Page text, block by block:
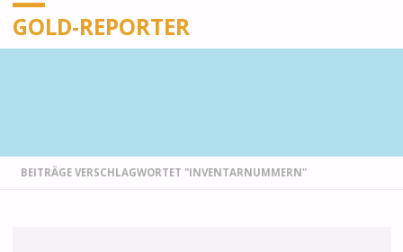
GOLD-REPORTER
STARTSEITE
BEITRÄGE VERSCHLAGWORTET "INVENTARNUMMERN"